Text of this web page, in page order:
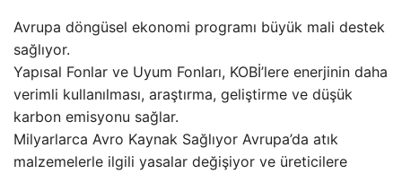
Avrupa döngüsel ekonomi programı büyük mali destek
sağlıyor.
Yapısal Fonlar ve Uyum Fonları, KOBİ’lere enerjinin daha
verimli kullanılması, araştırma, geliştirme ve düşük
karbon emisyonu sağlar.
Milyarlarca Avro Kaynak Sağlıyor Avrupa’da atık
malzemelerle ilgili yasalar değişiyor ve üreticilere